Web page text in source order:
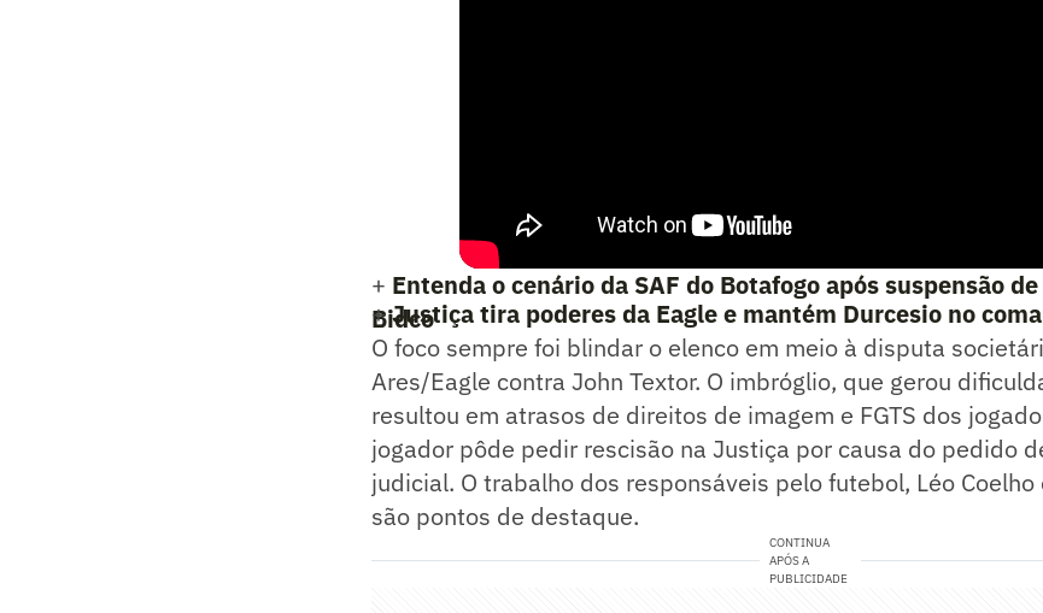
+ Entenda o cenário da SAF do Botafogo após suspensão
Bidco
+Justiça tira poderes da Eagle e mantém Durcesio no
O foco sempre foi blindar o elenco em meio à disputa
Ares/Eagle contra John Textor. O imbróglio, que gerou
resultou em atrasos de direitos de imagem e FGTS dos
jogador pôde pedir rescisão na Justiça por causa do pedido
judicial. O trabalho dos responsáveis pelo futebol, Léo
são pontos de destaque.
CONTINUA
APÓS A
PUBLICIDADE